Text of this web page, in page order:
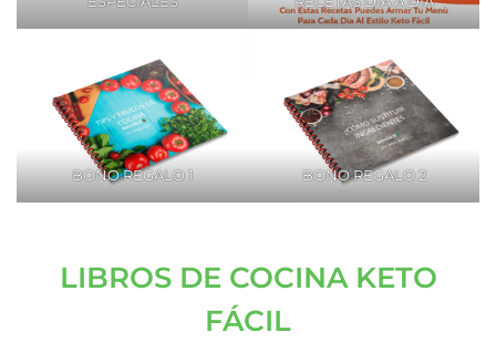
BONO REGALO 1 BONO REGALO 2
LIBROS DE COCINA KETO
FÁCIL